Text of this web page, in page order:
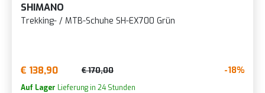
SHIMANO
Trekking- / MTB-Schuhe SH-EX700 Grün
€ 138,90 € 170,00 -18%
Auf Lager Lieferung in 24 Stunden